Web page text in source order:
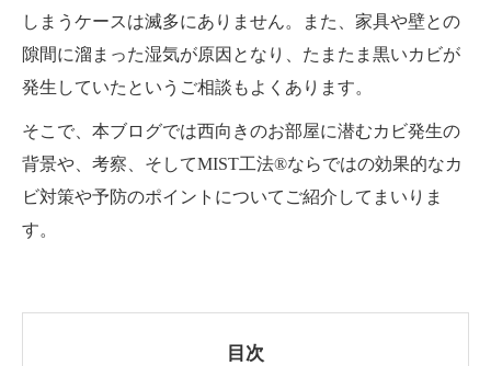
しまうケースは滅多にありません。また、家具や壁との
隙間に溜まった湿気が原因となり、たまたま黒いカビが
発生していたというご相談もよくあります。
そこで、本ブログでは西向きのお部屋に潜むカビ発生の
背景や、考察、そしてMIST工法®ならではの効果的なカ
ビ対策や予防のポイントについてご紹介してまいりま
す。
目次